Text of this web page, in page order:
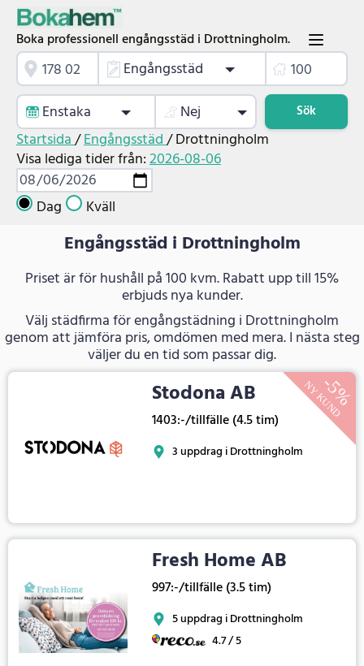
Boka professionell engångsstäd i Drottningholm.
Engångsstäd
Enstaka
Nej Sök
Startsida/Engångsstäd/Drottningholm
Visa lediga tider från:2026-08-06
Dag Kväll
Engångsstäd i Drottningholm
Priset är för hushåll på 100 kvm. Rabatt upp till 15%
erbjuds nya kunder.
Välj städfirma för engångstädning i Drottningholm
genom att jämföra pris, omdömen med mera. I nästa steg
väljer du en tid som passar dig.
Stodona AB
1403:-/tillfälle (4.5 tim)
3 uppdrag i Drottningholm
Fresh Home AB
997:-/tillfälle (3.5 tim)
5 uppdrag i Drottningholm
4.7 / 5